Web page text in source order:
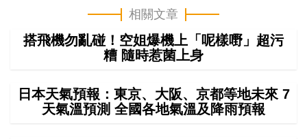
相關文章
搭飛機勿亂碰！空姐爆機上「呢樣嘢」超污
糟 隨時惹菌上身
日本天氣預報：東京、大阪、京都等地未來 7
天氣溫預測 全國各地氣溫及降雨預報